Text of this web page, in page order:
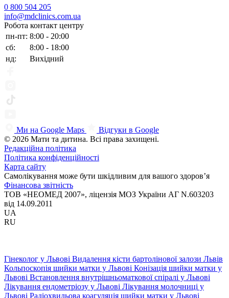
0 800 504 205
info@mdclinics.com.ua
Робота контакт центру
пн-пт: 8:00 - 20:00
сб:
8:00 - 18:00
нд:
Вихідний
Ми на Google Maps
Відгуки в Google
© 2026 Мати та дитина. Всі права захищені.
Редакційна політика
Політика конфіденційності
Карта сайту
Самолікування може бути шкідливим для вашого здоров’я
Фінансова звітність
ТОВ «НЕОМЕД 2007», ліцензія МОЗ України АГ N.603203
від 14.09.2011
UA
RU
Гінеколог у Львові Видалення кісти бартолінової залози Львів
Кольпоскопія шийки матки у Львові Конізація шийки матки у
Львові Встановлення внутрішньоматкової спіралі у Львові
Лікування ендометріозу у Львові Лікування молочниці у
Львові Радіохвильова коагуляція шийки матки у Львові